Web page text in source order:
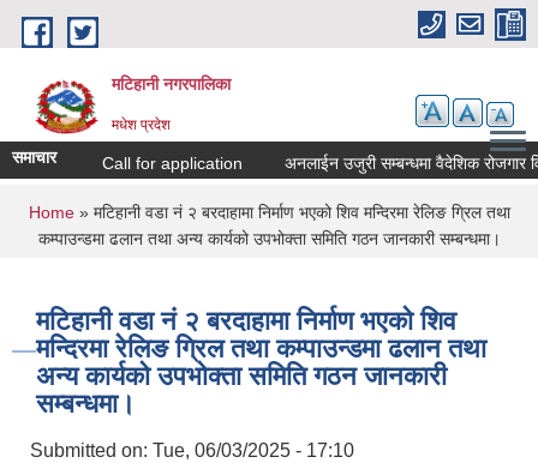
Skip to main content
मटिहानी नगरपालिका
मधेश प्रदेश
समाचार Call for application अनलाईन उजुरी सम्बन्धमा वैदेशिक रोजगार
You are here
Home» मटिहानी वडा नं २ बरदाहामा निर्माण भएको शिव मन्दिरमा रेलिङ ग्रिल तथा
कम्पाउन्डमा ढलान तथा अन्य कार्यको उपभोक्ता समिति गठन जानकारी सम्बन्धमा।
मटिहानी वडा नं २ बरदाहामा निर्माण भएको शिव
मन्दिरमा रेलिङ ग्रिल तथा कम्पाउन्डमा ढलान तथा
अन्य कार्यको उपभोक्ता समिति गठन जानकारी
सम्बन्धमा।
Submitted on: Tue, 06/03/2025 - 17:10